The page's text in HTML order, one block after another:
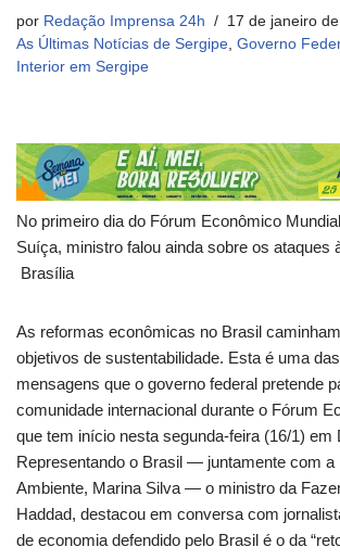
por Redação Imprensa 24h
17 de janeiro
As Últimas Notícias de Sergipe, Governo
Interior em Sergipe
No primeiro dia do Fórum Econômico
Suíça, ministro falou ainda sobre os ataques
Brasília
As reformas econômicas no Brasil
objetivos de sustentabilidade. Esta é uma
mensagens que o governo federal pretende
comunidade internacional durante o Fórum
que tem início nesta segunda-feira (16/1) em
Representando o Brasil — juntamente com a
Ambiente, Marina Silva — o ministro da
Haddad, destacou em conversa com
de economia defendido pelo Brasil é o da